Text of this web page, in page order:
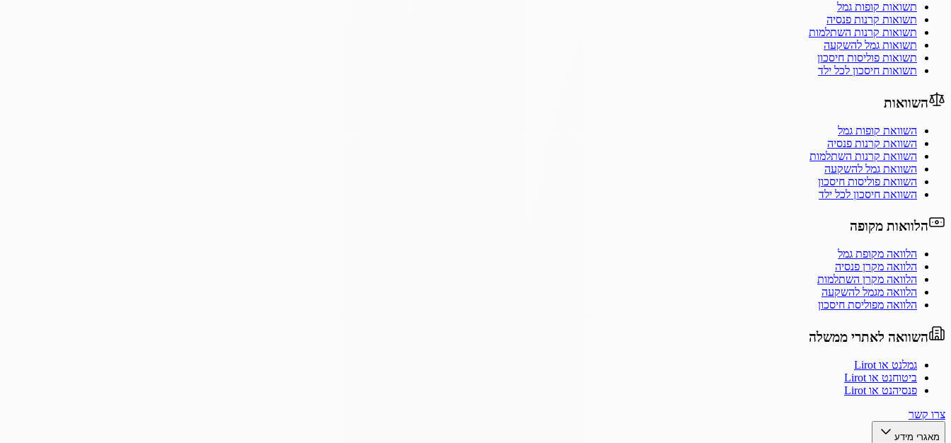
תשואות קופות גמל
תשואות קרנות פנסיה
תשואות קרנות השתלמות
תשואות גמל להשקעה
תשואות פוליסות חיסכון
תשואות חיסכון לכל ילד
השוואות
השוואת קופות גמל
השוואת קרנות פנסיה
השוואת קרנות השתלמות
השוואת גמל להשקעה
השוואת פוליסות חיסכון
השוואת חיסכון לכל ילד
הלוואות מקופה
הלוואה מקופת גמל
הלוואה מקרן פנסיה
הלוואה מקרן השתלמות
הלוואה מגמל להשקעה
הלוואה מפוליסת חיסכון
השוואה לאתרי ממשלה
גמלנט או Lirot
ביטוחנט או Lirot
פנסיהנט או Lirot
צרו קשר
מאגרי מידע